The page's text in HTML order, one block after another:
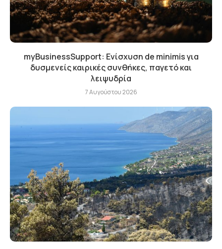
myBusinessSupport: Ενίσχυση de minimis για
δυσμενείς καιρικές συνθήκες, παγετό και
λειψυδρία
7 Αυγούστου 2026